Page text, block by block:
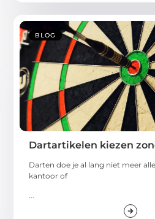
BLOG
Dartartikelen kiezen
Darten doe je al lang niet meer
kantoor of
...